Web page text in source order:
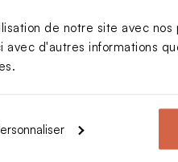
de notre site avec
d'autres informations